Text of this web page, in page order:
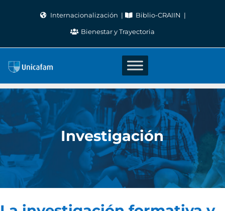
Internacionalización Biblio-CRAIIN
Bienestar y Trayectoria
Investigación